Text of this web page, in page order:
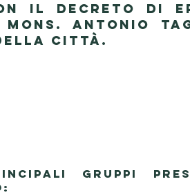
IL DECRETO DI
ANTONIO
CITTà.
GRUPPI